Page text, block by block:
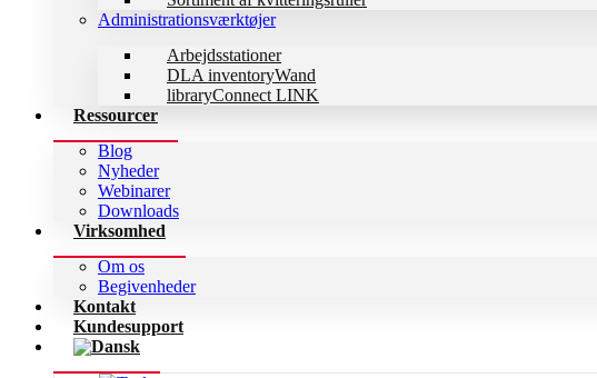
Administrationsværktøjer
Arbejdsstationer
DLA inventoryWand
libraryConnect LINK
Ressourcer
Blog
Nyheder
Webinarer
Downloads
Virksomhed
Om os
Begivenheder
Kontakt
Kundesupport